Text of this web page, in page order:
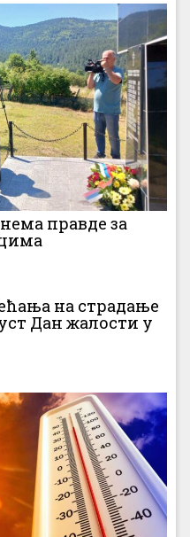
правде за
на страдање
Дан жалости у